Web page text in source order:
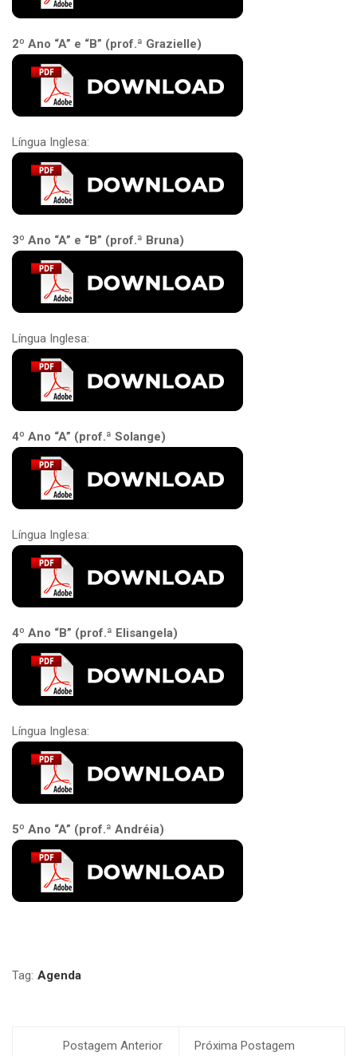
2º Ano “A” e “B” (prof.ª Grazielle)
Língua Inglesa:
3º Ano “A” e “B” (prof.ª Bruna)
Língua Inglesa:
4º Ano “A” (prof.ª Solange)
Língua Inglesa:
4º Ano “B” (prof.ª Elisangela)
Língua Inglesa:
5º Ano “A” (prof.ª Andréia)
Tag: Agenda
Postagem Anterior Próxima Postagem